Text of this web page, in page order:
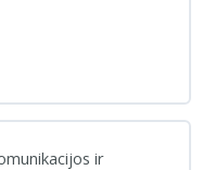
ir